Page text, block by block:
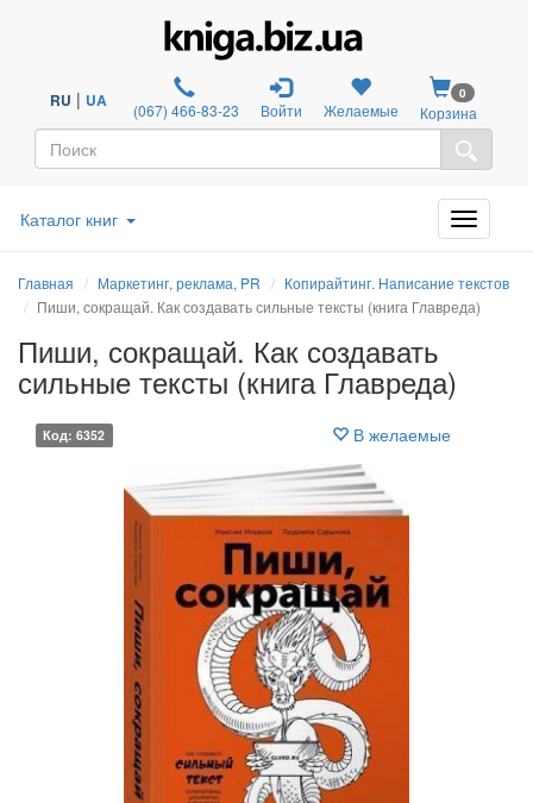
RU | UA (067) 466-83-23 Войти Желаемые
0
Корзина
Каталог книг
Главная Маркетинг, реклама, PR
Копирайтинг. Написание текстов
Пиши, сокращай. Как создавать сильные тексты (книга Главреда)
Пиши, сокращай. Как создавать
сильные тексты (книга Главреда)
Код: 6352 В желаемые